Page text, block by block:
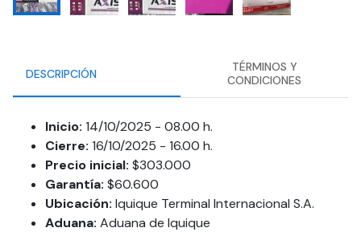
DESCRIPCIÓN
TÉRMINOS Y
CONDICIONES
Inicio: 14/10/2025 - 08.00 h.
Cierre: 16/10/2025 - 16.00 h.
Precio inicial: $303.000
Garantía: $60.600
Ubicación: Iquique Terminal Internacional S.A.
Aduana: Aduana de Iquique